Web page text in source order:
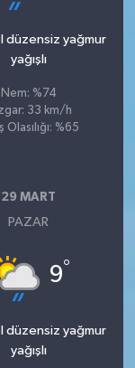
düzensiz yağmur
yağışlı
Nem: %74
33 km/h
Olasılığı: %65
29 MART
PAZAR
9°
düzensiz yağmur
yağışlı